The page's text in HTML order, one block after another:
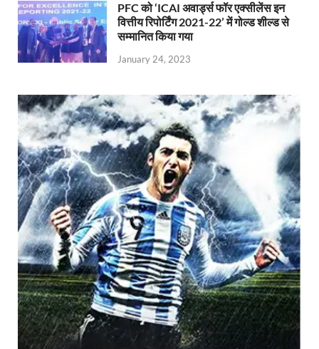
PFC को ‘ICAI अवार्ड्स फॉर एक्सीलेंस इन
वित्तीय रिपोर्टिंग 2021-22’ में गोल्ड शील्ड से
सम्मानित किया गया
January 24, 2023